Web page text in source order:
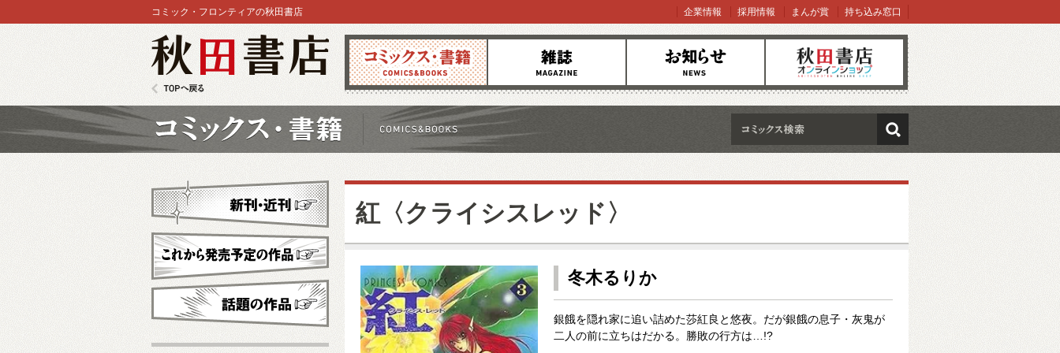
コミックス 雑誌 お知らせ オンラインショップ
コミック・フロンティアの秋田書店 企業情報 採用情報 まんが賞 持ち込み窓口
検索
紅〈クライシスレッド〉
冬木るりか
銀餓を隠れ家に追い詰めた莎紅良と悠夜。だが銀餓の息子・灰鬼が
二人の前に立ちはだかる。勝敗の行方は…!?
新刊・近刊
これから発売予定